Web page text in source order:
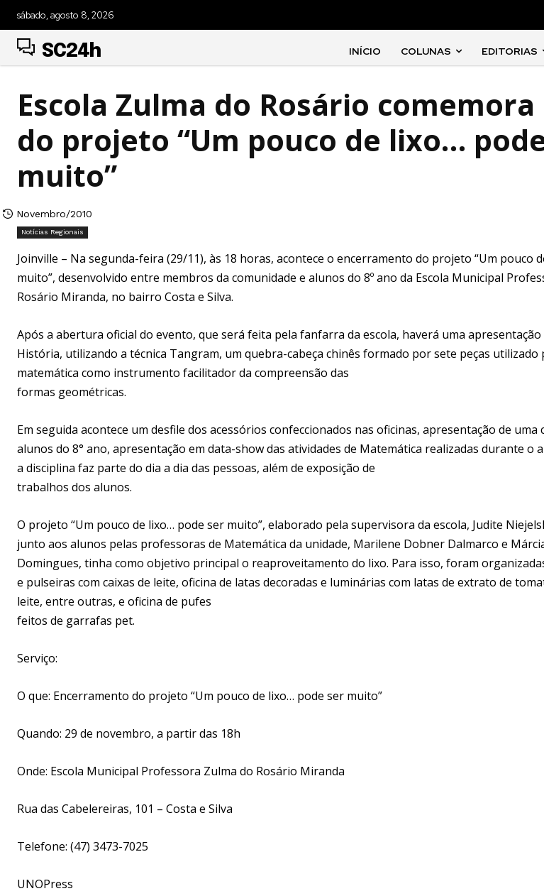
sábado, agosto 8, 2026
SC24h INÍCIO COLUNAS EDITORIAS
Escola Zulma do Rosário comemora
do projeto “Um pouco de lixo…
muito”
Novembro/2010
Notícias Regionais
Joinville – Na segunda-feira (29/11), às 18 horas, acontece o encerramento do projeto “Um pouco
muito”, desenvolvido entre membros da comunidade e alunos do 8º ano da Escola Municipal
Rosário Miranda, no bairro Costa e Silva.
Após a abertura oficial do evento, que será feita pela fanfarra da escola, haverá uma apresentação
História, utilizando a técnica Tangram, um quebra-cabeça chinês formado por sete peças
matemática como instrumento facilitador da compreensão das
formas geométricas.
Em seguida acontece um desfile dos acessórios confeccionados nas oficinas, apresentação de uma
alunos do 8° ano, apresentação em data-show das atividades de Matemática realizadas durante o
a disciplina faz parte do dia a dia das pessoas, além de exposição de
trabalhos dos alunos.
O projeto “Um pouco de lixo… pode ser muito”, elaborado pela supervisora da escola, Judite
junto aos alunos pelas professoras de Matemática da unidade, Marilene Dobner Dalmarco e
Domingues, tinha como objetivo principal o reaproveitamento do lixo. Para isso, foram
e pulseiras com caixas de leite, oficina de latas decoradas e luminárias com latas de extrato de
leite, entre outras, e oficina de pufes
feitos de garrafas pet.
Serviço:
O que: Encerramento do projeto “Um pouco de lixo… pode ser muito”
Quando: 29 de novembro, a partir das 18h
Onde: Escola Municipal Professora Zulma do Rosário Miranda
Rua das Cabelereiras, 101 – Costa e Silva
Telefone: (47) 3473-7025
UNOPress